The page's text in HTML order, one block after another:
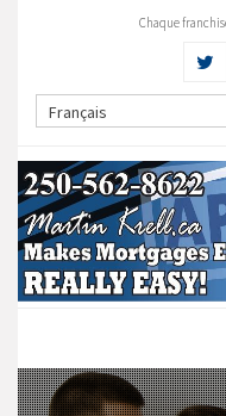
Chaque
Français